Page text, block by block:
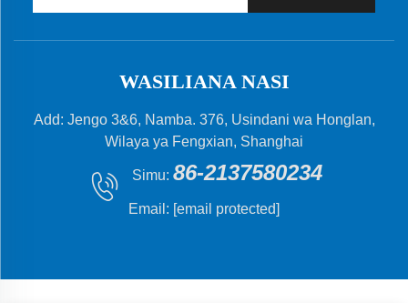
WASILIANA NASI
Add: Jengo 3&6, Namba. 376, Usindani wa Honglan,
Wilaya ya Fengxian, Shanghai
Simu: 86-2137580234
Email: [email protected]